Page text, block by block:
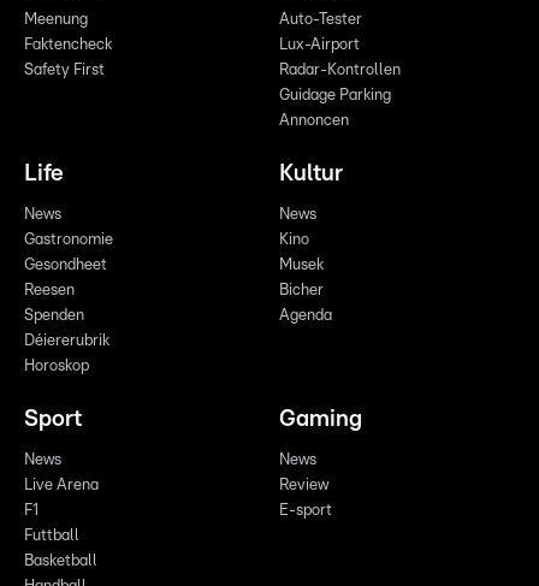
Meenung
Faktencheck
Safety First
Auto-Tester
Lux-Airport
Radar-Kontrollen
Guidage Parking
Annoncen
Life
News
Gastronomie
Gesondheet
Reesen
Spenden
Déiererubrik
Horoskop
Kultur
News
Kino
Musek
Bicher
Agenda
Sport
News
Live Arena
F1
Futtball
Basketball
Gaming
News
Review
E-sport